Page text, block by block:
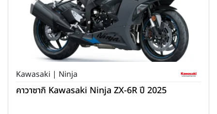
Kawasaki | Ninja
คาวาซากิ Kawasaki Ninja ZX-6R ปี 2025